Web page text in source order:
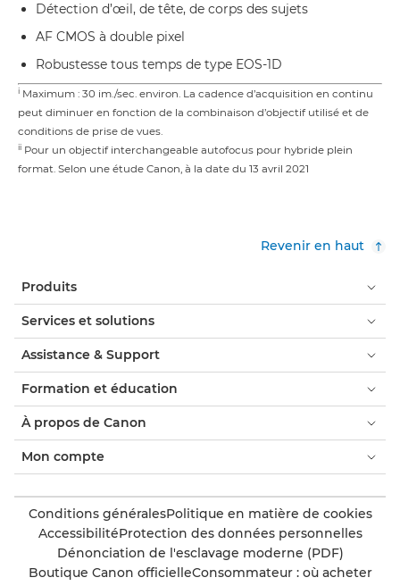
Détection d’œil, de tête, de corps des sujets
AF CMOS à double pixel
Robustesse tous temps de type EOS-1D
i Maximum : 30 im./sec. environ. La cadence d’acquisition en continu
peut diminuer en fonction de la combinaison d’objectif utilisé et de
conditions de prise de vues.
ii Pour un objectif interchangeable autofocus pour hybride plein
format. Selon une étude Canon, à la date du 13 avril 2021
Revenir en haut
Produits
Services et solutions
Assistance & Support
Formation et éducation
À propos de Canon
Mon compte
Conditions généralesPolitique en matière de cookies
AccessibilitéProtection des données personnelles
Dénonciation de l'esclavage moderne (PDF)
Boutique Canon officielleConsommateur : où acheter